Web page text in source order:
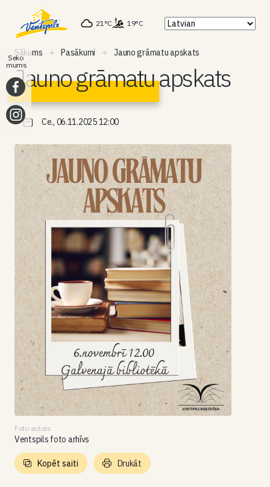
21°C 19°C
Sākums Pasākumi Jauno grāmatu apskats
Jauno grāmatu apskats
Ce., 06.11.2025 12:00
Foto autors
Ventspils foto arhīvs
Kopēt saiti Drukāt
Seko
mums